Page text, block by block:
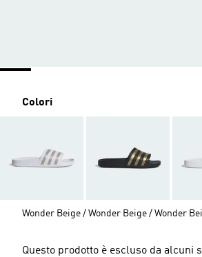
Colori
Wonder Beige / Wonder Beige / Wonder
Questo prodotto è escluso da alcuni